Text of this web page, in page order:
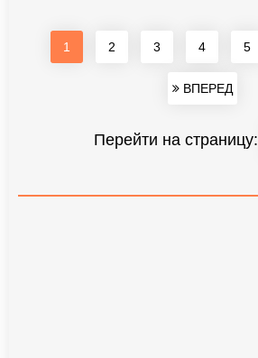
1 2 3 4 5
ВПЕРЕД
Перейти на страницу: